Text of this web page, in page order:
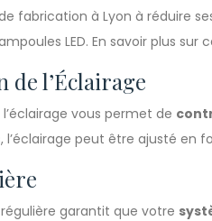
fabrication à Lyon à réduire
LED. En savoir plus sur
de l’Éclairage
vous permet de
l’éclairage peut être ajusté en
garantit que votre